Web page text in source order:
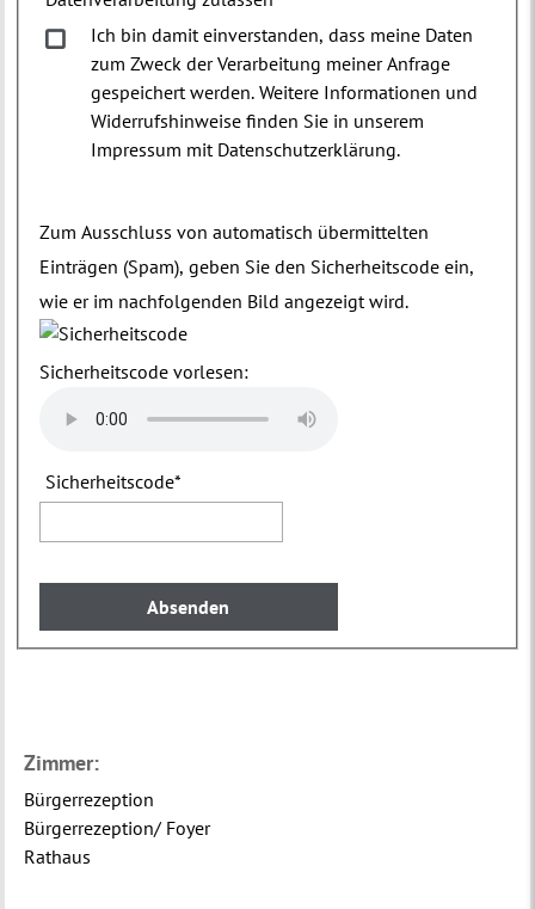
Ich bin damit einverstanden, dass meine Daten
zum Zweck der Verarbeitung meiner Anfrage
gespeichert werden. Weitere Informationen und
Widerrufshinweise finden Sie in unserem
Impressum mit Datenschutzerklärung.
Zum Ausschluss von automatisch übermittelten
Einträgen (Spam), geben Sie den Sicherheitscode ein,
wie er im nachfolgenden Bild angezeigt wird.
Sicherheitscode vorlesen:
Sicherheitscode*
Zimmer:
Bürgerrezeption
Bürgerrezeption/ Foyer
Rathaus